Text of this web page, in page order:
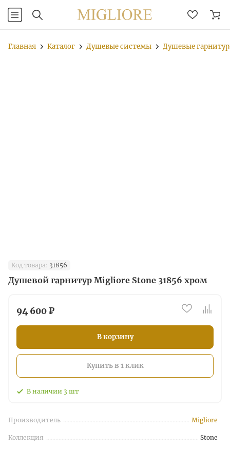
Главная Каталог Душевые системы Душевые
Код товара: 31856
Душевой гарнитур Migliore Stone 31856 хром
94 600 ₽
В корзину
Купить в 1 клик
В наличии 3 шт
Производитель Migliore
Коллекция Stone